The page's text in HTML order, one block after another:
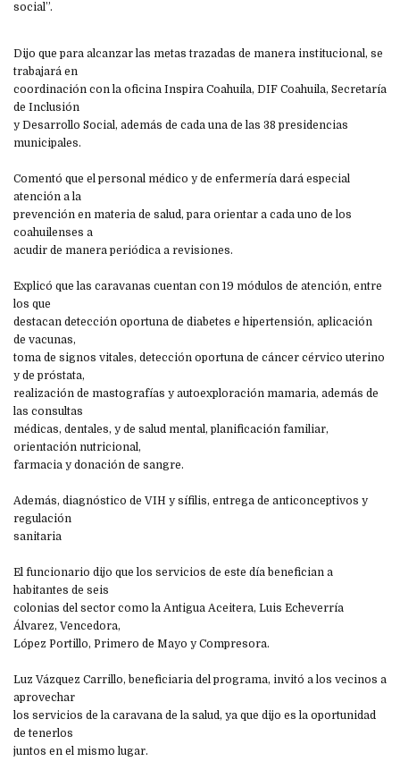
social”.
Dijo que para alcanzar las metas trazadas de manera institucional, se
trabajará en
coordinación con la oficina Inspira Coahuila, DIF Coahuila, Secretaría
de Inclusión
y Desarrollo Social, además de cada una de las 38 presidencias
municipales.
Comentó que el personal médico y de enfermería dará especial
atención a la
prevención en materia de salud, para orientar a cada uno de los
coahuilenses a
acudir de manera periódica a revisiones.
Explicó que las caravanas cuentan con 19 módulos de atención, entre
los que
destacan detección oportuna de diabetes e hipertensión, aplicación
de vacunas,
toma de signos vitales, detección oportuna de cáncer cérvico uterino
y de próstata,
realización de mastografías y autoexploración mamaria, además de
las consultas
médicas, dentales, y de salud mental, planificación familiar,
orientación nutricional,
farmacia y donación de sangre.
Además, diagnóstico de VIH y sífilis, entrega de anticonceptivos y
regulación
sanitaria
El funcionario dijo que los servicios de este día benefician a
habitantes de seis
colonias del sector como la Antigua Aceitera, Luis Echeverría
Álvarez, Vencedora,
López Portillo, Primero de Mayo y Compresora.
Luz Vázquez Carrillo, beneficiaria del programa, invitó a los vecinos a
aprovechar
los servicios de la caravana de la salud, ya que dijo es la oportunidad
de tenerlos
juntos en el mismo lugar.